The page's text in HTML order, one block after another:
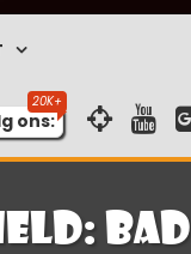
ons:
Bad